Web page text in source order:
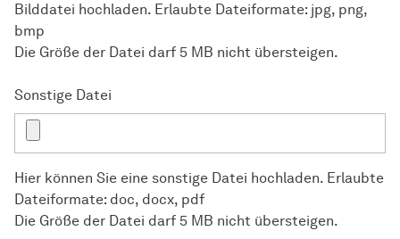
Bilddatei hochladen. Erlaubte Dateiformate: jpg, png,
bmp
Die Größe der Datei darf 5 MB nicht übersteigen.
Sonstige Datei
Hier können Sie eine sonstige Datei hochladen. Erlaubte
Dateiformate: doc, docx, pdf
Die Größe der Datei darf 5 MB nicht übersteigen.